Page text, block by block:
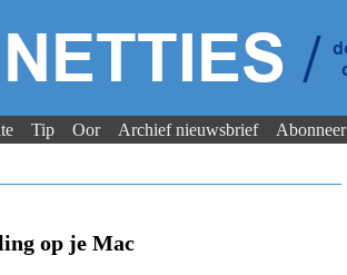
Tip Oor Archief nieuwsbrief Abonneer
op je Mac